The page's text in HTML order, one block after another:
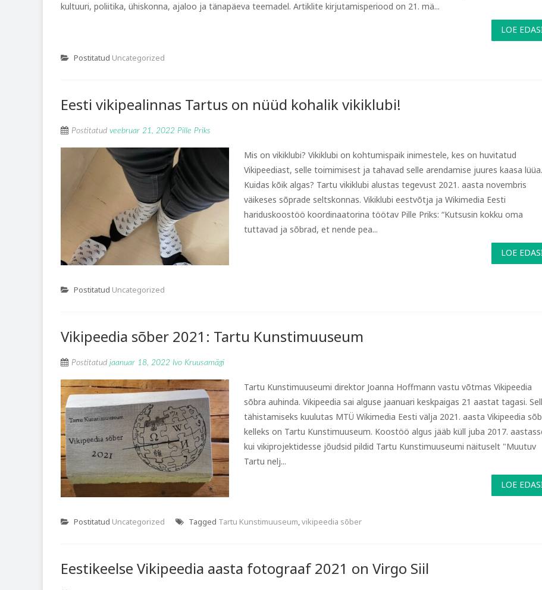
kultuuri, poliitika, ühiskonna, ajaloo ja tänapäeva teemadel. Artiklite kirjutamisperiood on 21. mä...
LOE
Postitatud Uncategorized
Eesti vikipealinnas Tartus on nüüd kohalik vikiklubi!
Postitatud veebruar 21, 2022 Pille Priks
Mis on vikiklubi? Vikiklubi on kohtumispaik inimestele, kes on huvitatud
Vikipeediast, selle toimimisest ja tahavad selle arendamise juures kaasa lüüa.
Kuidas kõik algas? Tartu vikiklubi alustas tegevust 2021. aasta novembris
väikeses sõprade seltskonnas. Vikiklubi eestvõtja ja Wikimedia Eesti
hariduskoostöö koordinaatorina töötav Pille Priks: “Kutsusin kokku oma
tuttavad ja sõbrad, et nende pea...
LOE
Postitatud Uncategorized
Vikipeedia sõber 2021: Tartu Kunstimuuseum
Postitatud jaanuar 18, 2022 Ivo Kruusamägi
Tartu Kunstimuuseumi direktor Joanna Hoffmann vastu võtmas Vikipeedia
sõbra auhinda. Vikipeedia sai alguse jaanuari keskpaigas 21 aastat tagasi.
tähistamiseks kuulutas MTÜ Wikimedia Eesti välja 2021. aasta Vikipeedia
kelleks on Tartu Kunstimuuseum. Koostöö algus jääb küll juba 2017.
kui vikiprojektidesse jõudsid pildid Tartu Kunstimuuseumi näituselt "Muutuv
Tartu nelj...
LOE
Postitatud Uncategorized Tagged Tartu Kunstimuuseum,vikipeedia sõber
Eestikeelse Vikipeedia aasta fotograaf 2021 on Virgo Siil